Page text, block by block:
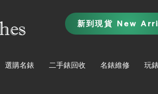
新到現貨 New
選購名錶 二手錶回收 名錶維修 玩